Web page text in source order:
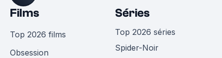
Films
Top 2026 films
Obsession
Séries
Top 2026 séries
Spider-Noir